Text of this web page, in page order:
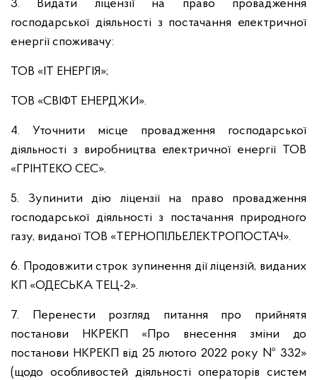
3. Видати ліцензії на право провадження
господарської діяльності з постачання електричної
енергії споживачу:
ТОВ «ІТ ЕНЕРГІЯ»;
ТОВ «СВІФТ ЕНЕРДЖИ».
4. Уточнити місце провадження господарської
діяльності з виробництва електричної енергії ТОВ
«ГРІНТЕКО СЕС».
5. Зупинити дію ліцензії на право провадження
господарської діяльності з постачання природного
газу, виданої ТОВ «ТЕРНОПІЛЬЕЛЕКТРОПОСТАЧ».
6. Продовжити строк зупинення дії ліцензій, виданих
КП «ОДЕСЬКА ТЕЦ-2».
7. Перенести розгляд питання про прийнятя
постанови НКРЕКП «Про внесення зміни до
постанови НКРЕКП від 25 лютого 2022 року № 332»
(щодо особливостей діяльності операторів систем